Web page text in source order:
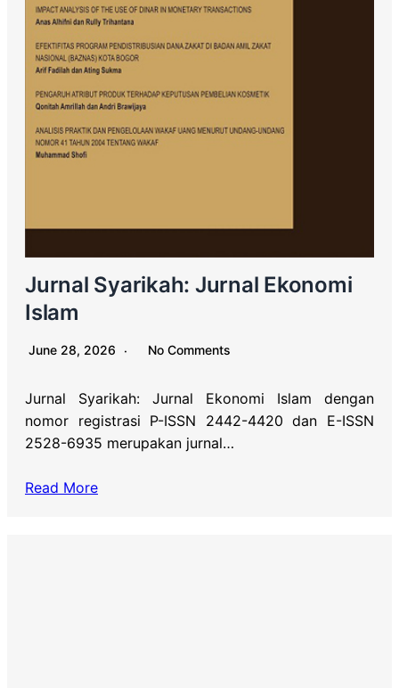
Jurnal Syarikah: Jurnal Ekonomi
Islam
June 28, 2026 No Comments
Jurnal Syarikah: Jurnal Ekonomi Islam dengan
nomor registrasi P-ISSN 2442-4420 dan E-ISSN
2528-6935 merupakan jurnal…
Read More